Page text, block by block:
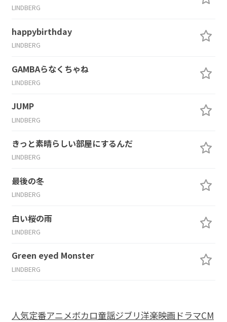
LINDBERG
happybirthday
LINDBERG
GAMBAらなくちゃね
LINDBERG
JUMP
LINDBERG
きっと素晴らしい部屋にするんだ
LINDBERG
最後の冬
LINDBERG
白い桜の雨
LINDBERG
Green eyed Monster
LINDBERG
人気定番アニメボカロ童謡ジブリ洋楽映画ドラマCM